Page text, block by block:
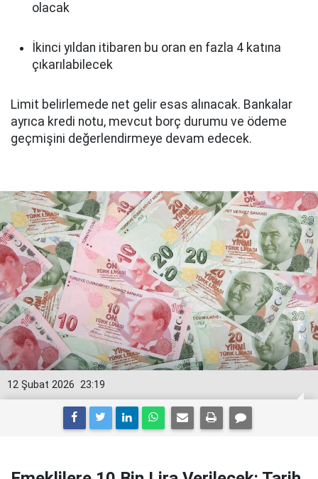
olacak
İkinci yıldan itibaren bu oran en fazla 4 katına
çıkarılabilecek
Limit belirlemede net gelir esas alınacak. Bankalar
ayrıca kredi notu, mevcut borç durumu ve ödeme
geçmişini değerlendirmeye devam edecek.
23:19
12 Şubat 2026